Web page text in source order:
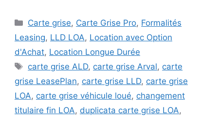
Catégories
Carte grise, Carte Grise Pro, Formalités
Leasing, LLD LOA, Location avec Option
d'Achat, Location Longue Durée
Étiquettes
carte grise ALD, carte grise Arval, carte
grise LeasePlan, carte grise LLD, carte grise
LOA, carte grise véhicule loué, changement
titulaire fin LOA, duplicata carte grise LOA,